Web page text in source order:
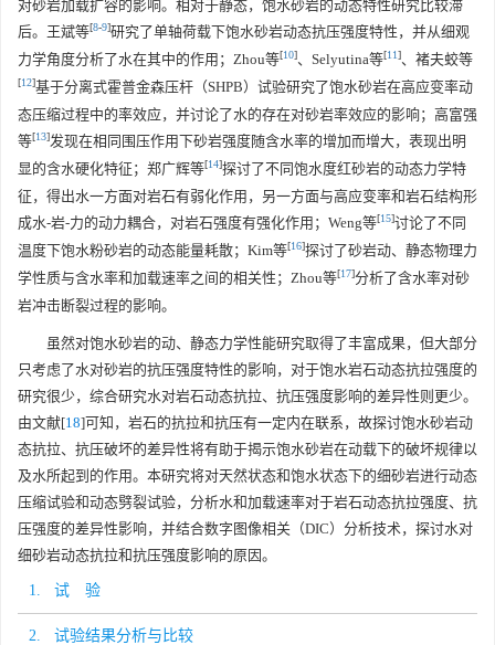
对砂岩加载扩容的影响。相对于静态，饱水砂岩的动态特性研究比较滞
后。王斌等[8-9]研究了单轴荷载下饱水砂岩动态抗压强度特性，并从细观
力学角度分析了水在其中的作用；Zhou等[10]、Selyutina等[11]、褚夫蛟等
[12]基于分离式霍普金森压杆（SHPB）试验研究了饱水砂岩在高应变率动
态压缩过程中的率效应，并讨论了水的存在对砂岩率效应的影响；高富强
等[13]发现在相同围压作用下砂岩强度随含水率的增加而增大，表现出明
显的含水硬化特征；郑广辉等[14]探讨了不同饱水度红砂岩的动态力学特
征，得出水一方面对岩石有弱化作用，另一方面与高应变率和岩石结构形
成水-岩-力的动力耦合，对岩石强度有强化作用；Weng等[15]讨论了不同
温度下饱水粉砂岩的动态能量耗散；Kim等[16]探讨了砂岩动、静态物理力
学性质与含水率和加载速率之间的相关性；Zhou等[17]分析了含水率对砂
岩冲击断裂过程的影响。
虽然对饱水砂岩的动、静态力学性能研究取得了丰富成果，但大部分
只考虑了水对砂岩的抗压强度特性的影响，对于饱水岩石动态抗拉强度的
研究很少，综合研究水对岩石动态抗拉、抗压强度影响的差异性则更少。
由文献[18]可知，岩石的抗拉和抗压有一定内在联系，故探讨饱水砂岩动
态抗拉、抗压破坏的差异性将有助于揭示饱水砂岩在动载下的破坏规律以
及水所起到的作用。本研究将对天然状态和饱水状态下的细砂岩进行动态
压缩试验和动态劈裂试验，分析水和加载速率对于岩石动态抗拉强度、抗
压强度的差异性影响，并结合数字图像相关（DIC）分析技术，探讨水对
细砂岩动态抗拉和抗压强度影响的原因。
1. 试 验
2. 试验结果分析与比较